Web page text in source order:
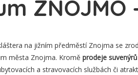
ZNOJMO
na jižním předměstí Znojma se
města Znojma. Kromě prodeje
a stravovacích službách či